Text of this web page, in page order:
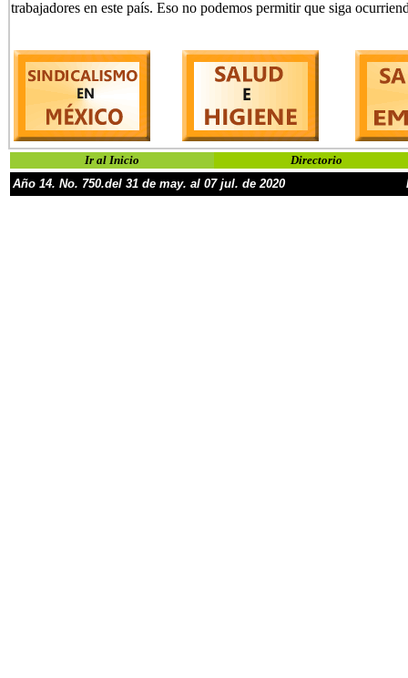
trabajadores en este país. Eso no podemos permitir que siga
Ir al Inicio
Directorio
Año 14. No. 750.del 31 de may. al 07 jul. de 2020